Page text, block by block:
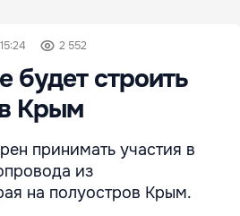
2 552
будет строить
Крым
принимать участия в
из
на полуостров Крым.